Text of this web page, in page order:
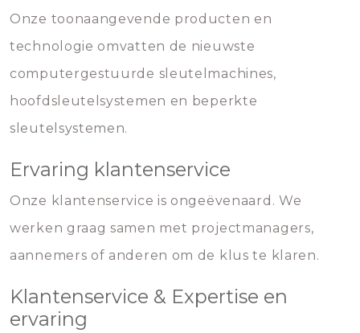
Onze toonaangevende producten en
technologie omvatten de nieuwste
computergestuurde sleutelmachines,
hoofdsleutelsystemen en beperkte
sleutelsystemen.
Ervaring klantenservice
Onze klantenservice is ongeëvenaard. We
werken graag samen met projectmanagers,
aannemers of anderen om de klus te klaren.
Klantenservice & Expertise en
ervaring